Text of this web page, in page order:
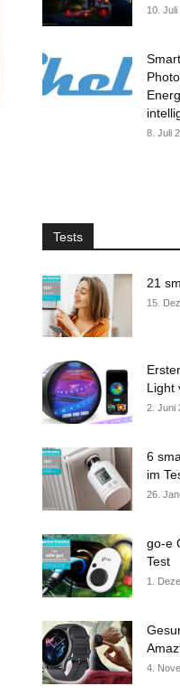
10.
8. Juli
Tests
21
15.
Light
2. Juni
6
im
26.
go-e
Test
1.
4.